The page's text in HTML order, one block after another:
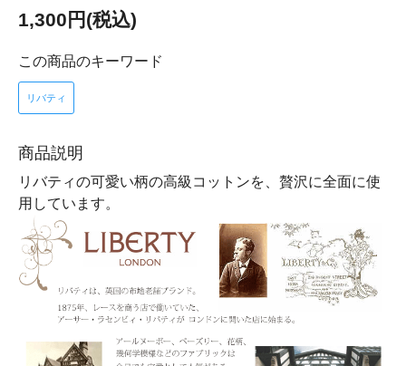
1,300円(税込)
この商品のキーワード
リバティ
商品説明
リバティの可愛い柄の高級コットンを、贅沢に全面に使
用しています。